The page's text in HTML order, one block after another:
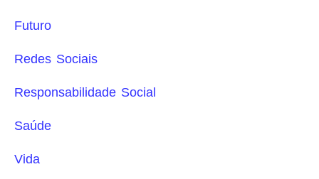
Futuro
Redes Sociais
Responsabilidade Social
Saúde
Vida